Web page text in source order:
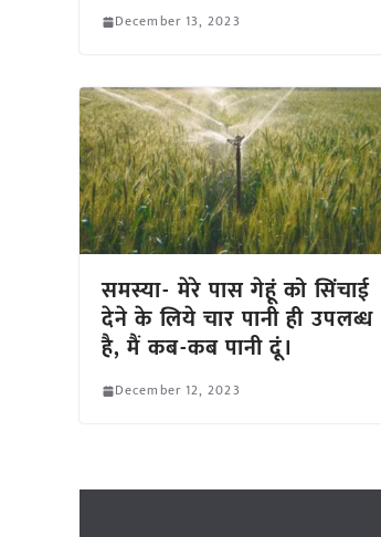
December 13, 2023
समस्या- मेरे पास गेहूं को सिंचाई
देने के लिये चार पानी ही उपलब्ध
है, मैं कब-कब पानी दूं।
December 12, 2023